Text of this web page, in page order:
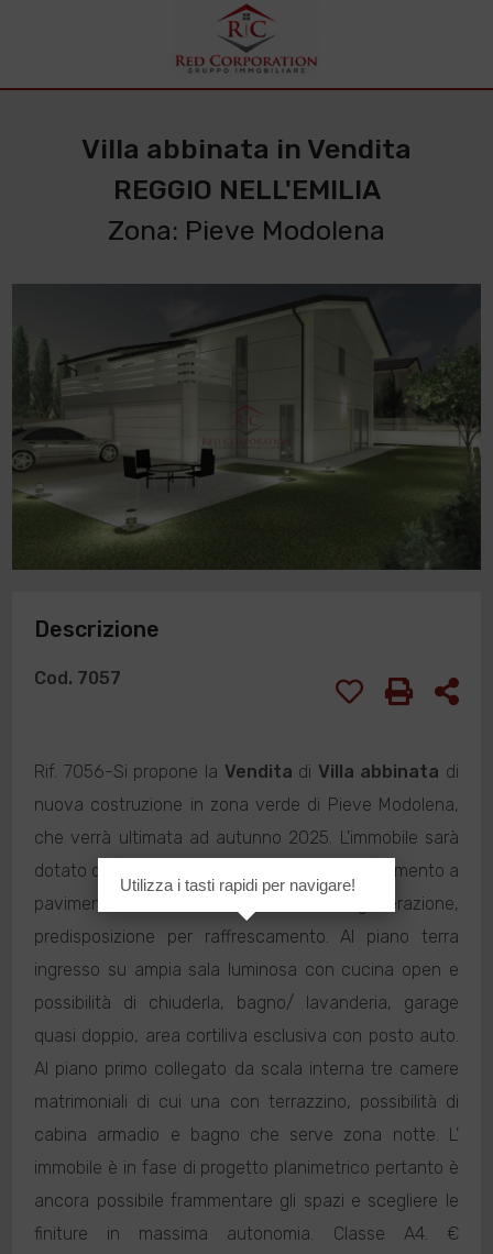
Villa abbinata in Vendita
REGGIO NELL'EMILIA
Zona: Pieve Modolena
Descrizione
Cod. 7057
Rif. 7056-Si propone la Vendita di Villa abbinata di
nuova costruzione in zona verde di Pieve Modolena,
che verrà ultimata ad autunno 2025. L'immobile sarà
dotato di impianto di fotovoltaico con riscaldamento a
pavimento, infissi di ultima generazione,
predisposizione per raffrescamento. Al piano terra
ingresso su ampia sala luminosa con cucina open e
possibilità di chiuderla, bagno/ lavanderia, garage
quasi doppio, area cortiliva esclusiva con posto auto.
Al piano primo collegato da scala interna tre camere
matrimoniali di cui una con terrazzino, possibilità di
cabina armadio e bagno che serve zona notte. L'
immobile è in fase di progetto planimetrico pertanto è
ancora possibile frammentare gli spazi e scegliere le
finiture in massima autonomia. Classe A4. €
Utilizza i tasti rapidi per navigare!